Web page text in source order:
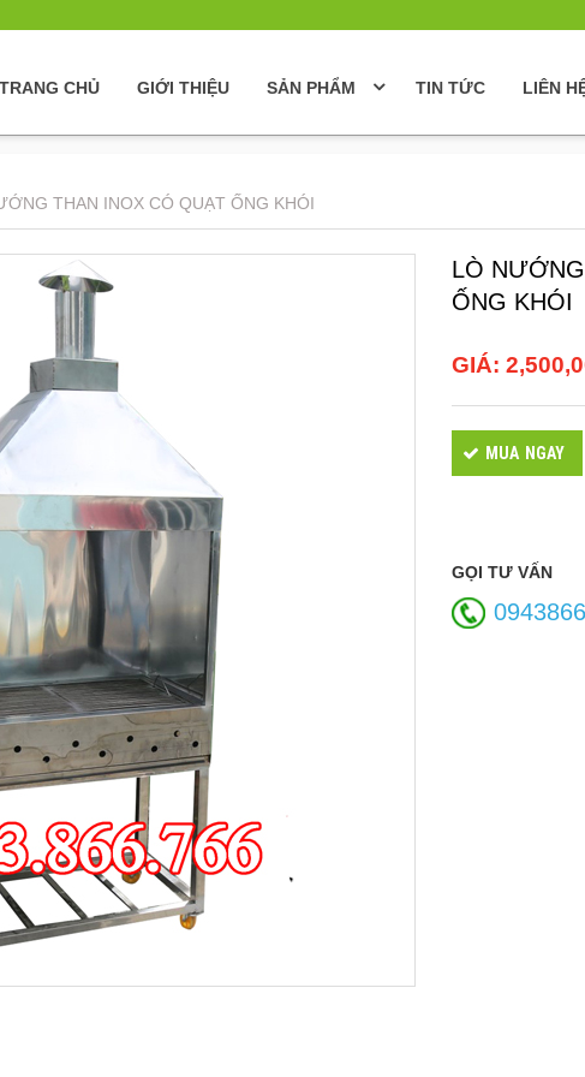
TRANG CHỦ GIỚI THIỆU SẢN PHẨM TIN TỨC LIÊN
THAN INOX CÓ QUẠT ỐNG KHÓI
LÒ
ỐNG KHÓI
GIÁ:
MUA NGAY
GỌI TƯ VẤN